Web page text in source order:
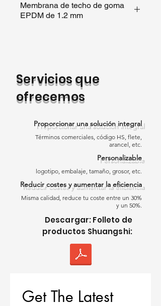
Membrana de techo de goma
EPDM de 1.2 mm
necesidades del proyecto:
1. No Reforzada (Homogénea)
Material uniforme y flexible
para aplicaciones estándar.
Fácil instalación,
especialmente alrededor de
detalles y bordes del techo.
Ideal para techos
EPDM
residenciales y comerciales
ligeros.
2. Membrana de Techo de
Caucho EPDM Reforzada
El refuerzo de poliéster
incrustado proporciona mayor
resistencia a la tracción y
estabilidad dimensional.
estrés mecánico.
Perfecto para áreas con tráfico
Servicios que
ofrecemos
Proporcionar una solución integral
Términos comerciales, código HS, flete,
arancel, etc.
Personalizable
logotipo, embalaje, tamaño, grosor, etc.
Reducir costes y aumentar la eficiencia
Misma calidad, reduce tu coste entre un 30%
y un 50%.
Descargar: Folleto de
productos Shuangshi:
Get The Latest